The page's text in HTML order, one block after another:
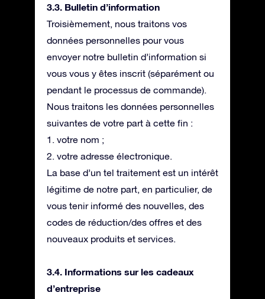
3.3. Bulletin d’information
Troisièmement, nous traitons vos
données personnelles pour vous
envoyer notre bulletin d’information si
vous vous y êtes inscrit (séparément ou
pendant le processus de commande).
Nous traitons les données personnelles
suivantes de votre part à cette fin :
1. votre nom ;
2. votre adresse électronique.
La base d’un tel traitement est un intérêt
légitime de notre part, en particulier, de
vous tenir informé des nouvelles, des
codes de réduction/des offres et des
nouveaux produits et services.
3.4. Informations sur les cadeaux
d’entreprise